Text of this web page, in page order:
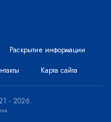
Раскрытие информации
Карта сайта
- 2026.